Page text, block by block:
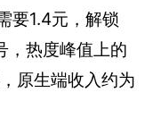
要1.4元，解锁
，热度峰值上的
原生端收入约为